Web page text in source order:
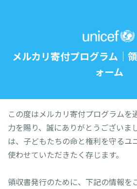
メルカリ寄付プログラム｜
ォーム
この度はメルカリ寄付プログラムを
力を賜り、誠にありがとうございま
は、子どもたちの命と権利を守るユ
使わせていただきたく存じます。
領収書発行のために、下記の情報を